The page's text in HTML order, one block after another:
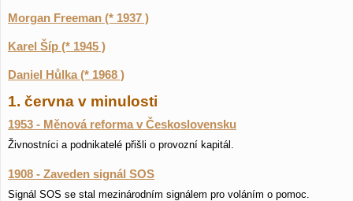
Morgan Freeman (* 1937 )
Karel Šíp (* 1945 )
Daniel Hůlka (* 1968 )
1. června v minulosti
1953 - Měnová reforma v Československu
Živnostníci a podnikatelé přišli o provozní kapitál.
1908 - Zaveden signál SOS
Signál SOS se stal mezinárodním signálem pro voláním o pomoc.